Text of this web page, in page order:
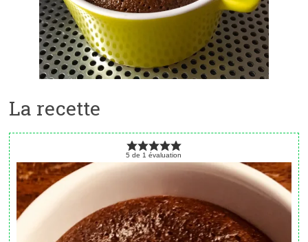
La recette
5 de 1 évaluation